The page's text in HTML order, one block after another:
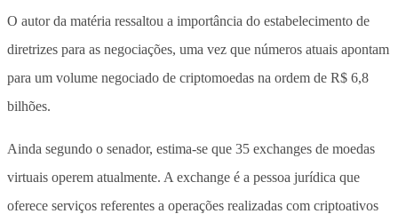
O autor da matéria ressaltou a importância do estabelecimento de
diretrizes para as negociações, uma vez que números atuais apontam
para um volume negociado de criptomoedas na ordem de R$ 6,8
bilhões.
Ainda segundo o senador, estima-se que 35 exchanges de moedas
virtuais operem atualmente. A exchange é a pessoa jurídica que
oferece serviços referentes a operações realizadas com criptoativos